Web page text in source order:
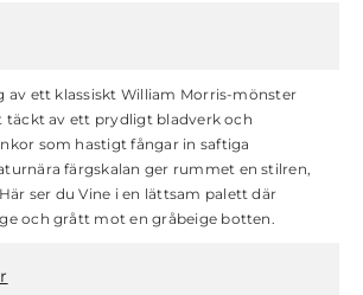
av ett klassiskt William Morris-mönster
täckt av ett prydligt bladverk och
som hastigt fångar in saftiga
färgskalan ger rummet en stilren,
ser du Vine i en lättsam palett där
och grått mot en gråbeige botten.